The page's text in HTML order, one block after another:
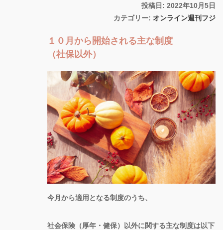
投稿日: 2022年10月5日
カテゴリー: オンライン週刊フジ
１０月から開始される主な制度
（社保以外）
今月から適用となる制度のうち、
社会保険（厚年・健保）以外に関する主な制度は以下